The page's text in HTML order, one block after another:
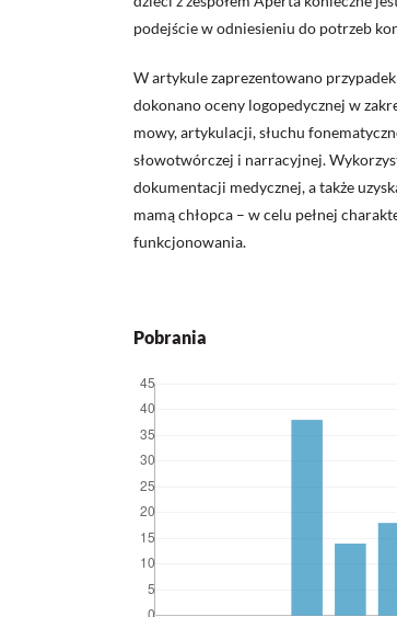
podejście w odniesieniu do potrzeb
W artykule zaprezentowano
dokonano oceny logopedycznej w
mowy, artykulacji, słuchu
słowotwórczej i narracyjnej.
dokumentacji medycznej, a także
mamą chłopca – w celu pełnej
funkcjonowania.
Pobrania